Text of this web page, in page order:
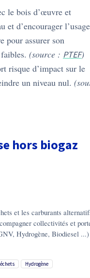
le bois d’œuvre et
et d’encourager l’usage
pour assurer son
(source : PTEF)
risque d’impact sur le
un niveau nul.
hors biogaz
et les carburants
collectivités et
Hydrogène, Biodiesel
hydrogène